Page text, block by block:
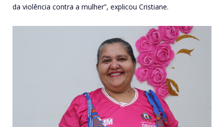
da violência contra a mulher”, explicou Cristiane.